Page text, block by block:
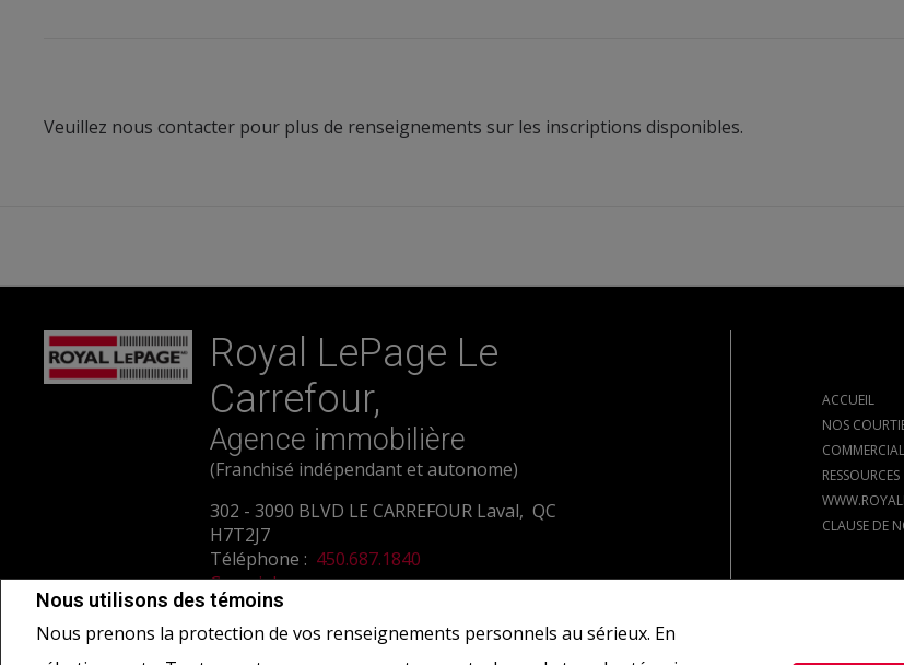
Nous utilisons des témoins
Nous prenons la protection de vos renseignements personnels au sérieux. En
Veuillez nous contacter pour plus de renseignements sur les inscriptions disponibles.
Royal LePage Le
Carrefour,
Agence immobilière
(Franchisé indépendant et autonome)
302 - 3090 BLVD LE CARREFOUR Laval, QC
H7T2J7
Téléphone : 450.687.1840
Courriel
ACCUEIL
NOS
COMMERCIAL
RESSOURCES
CLAUSE DE
Ne vise pas à solliciter les acheteurs ou vendeurs, propriétaires ou locataires actuellement sous contrat. REALTOR®, REALTORS® et le logo